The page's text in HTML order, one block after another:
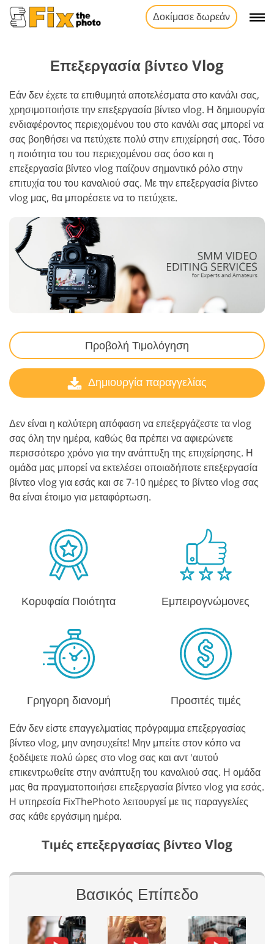
Δοκίμασε δωρεάν
Επεξεργασία βίντεο Vlog
Εάν δεν έχετε τα επιθυμητά αποτελέσματα στο κανάλι σας,
χρησιμοποιήστε την επεξεργασία βίντεο vlog. Η δημιουργία
ενδιαφέροντος περιεχομένου του στο κανάλι σας μπορεί να
σας βοηθήσει να πετύχετε πολύ στην επιχείρησή σας. Τόσο
η ποιότητα του του περιεχομένου σας όσο και η
επεξεργασία βίντεο vlog παίζουν σημαντικό ρόλο στην
επιτυχία του του καναλιού σας. Με την επεξεργασία βίντεο
vlog μας, θα μπορέσετε να το πετύχετε.
Προβολή Τιμολόγηση
Δημιουργία παραγγελίας
Δεν είναι η καλύτερη απόφαση να επεξεργάζεστε τα vlog
σας όλη την ημέρα, καθώς θα πρέπει να αφιερώνετε
περισσότερο χρόνο για την ανάπτυξη της επιχείρησης. Η
ομάδα μας μπορεί να εκτελέσει οποιαδήποτε επεξεργασία
βίντεο vlog για εσάς και σε 7-10 ημέρες το βίντεο vlog σας
θα είναι έτοιμο για μεταφόρτωση.
Κορυφαία Ποιότητα Εμπειρογνώμονες
Γρηγορη διανομή Προσιτές τιμές
Εάν δεν είστε επαγγελματίας πρόγραμμα επεξεργασίας
βίντεο vlog, μην ανησυχείτε! Μην μπείτε στον κόπο να
ξοδέψετε πολύ ώρες στο vlog σας και αντ 'αυτού
επικεντρωθείτε στην ανάπτυξη του καναλιού σας. Η ομάδα
μας θα πραγματοποιήσει επεξεργασία βίντεο vlog για εσάς.
Η υπηρεσία FixThePhoto λειτουργεί με τις παραγγελίες
σας κάθε εργάσιμη ημέρα.
Τιμές επεξεργασίας βίντεο Vlog
Βασικός Επίπεδο